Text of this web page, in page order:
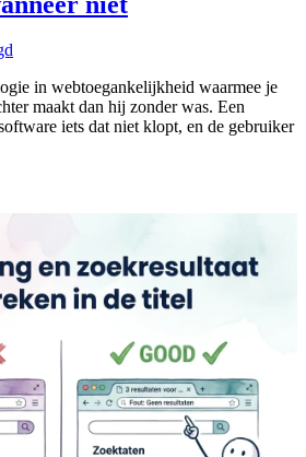
in webtoegankelijkheid waarmee je
maakt dan hij zonder was. Een
iets dat niet klopt, en de gebruiker